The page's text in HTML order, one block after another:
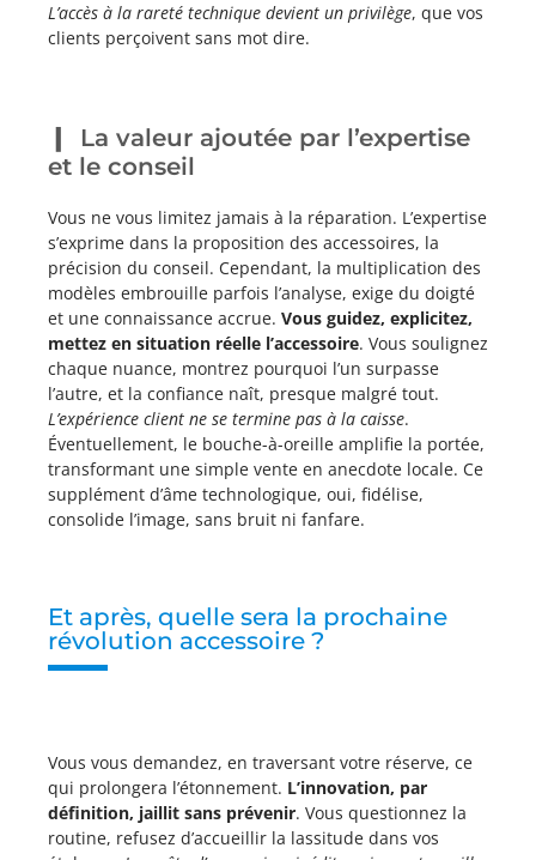
L’accès à la rareté technique devient un privilège, que vos
clients perçoivent sans mot dire.
La valeur ajoutée par l’expertise
et le conseil
Vous ne vous limitez jamais à la réparation. L’expertise
s’exprime dans la proposition des accessoires, la
précision du conseil. Cependant, la multiplication des
modèles embrouille parfois l’analyse, exige du doigté
et une connaissance accrue. Vous guidez, explicitez,
mettez en situation réelle l’accessoire. Vous soulignez
chaque nuance, montrez pourquoi l’un surpasse
l’autre, et la confiance naît, presque malgré tout.
L’expérience client ne se termine pas à la caisse.
Éventuellement, le bouche-à-oreille amplifie la portée,
transformant une simple vente en anecdote locale. Ce
supplément d’âme technologique, oui, fidélise,
consolide l’image, sans bruit ni fanfare.
Et après, quelle sera la prochaine
révolution accessoire ?
Vous vous demandez, en traversant votre réserve, ce
qui prolongera l’étonnement. L’innovation, par
définition, jaillit sans prévenir. Vous questionnez la
routine, refusez d’accueillir la lassitude dans vos